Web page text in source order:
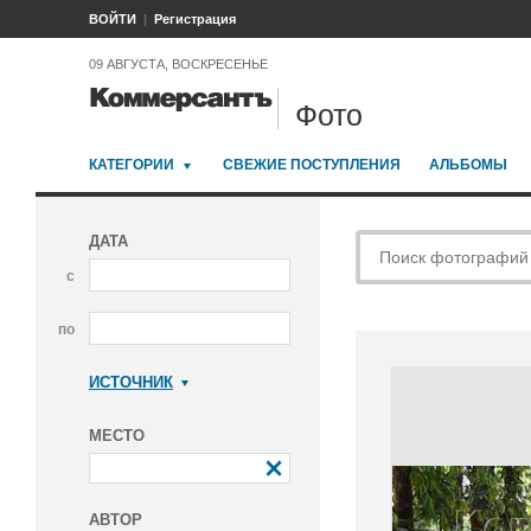
ВОЙТИ Регистрация
09 АВГУСТА, ВОСКРЕСЕНЬЕ
Фото
КАТЕГОРИИ СВЕЖИЕ ПОСТУПЛЕНИЯ АЛЬБОМЫ
ДАТА
с
по
ИСТОЧНИК
МЕСТО
АВТОР